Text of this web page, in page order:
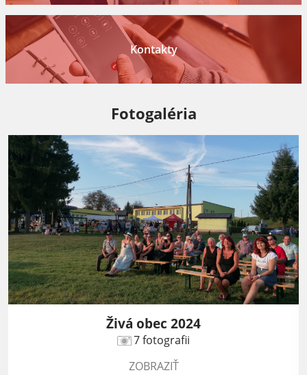
Kontakty
Fotogaléria
Živá obec 2024
7 fotografii
ZOBRAZIŤ